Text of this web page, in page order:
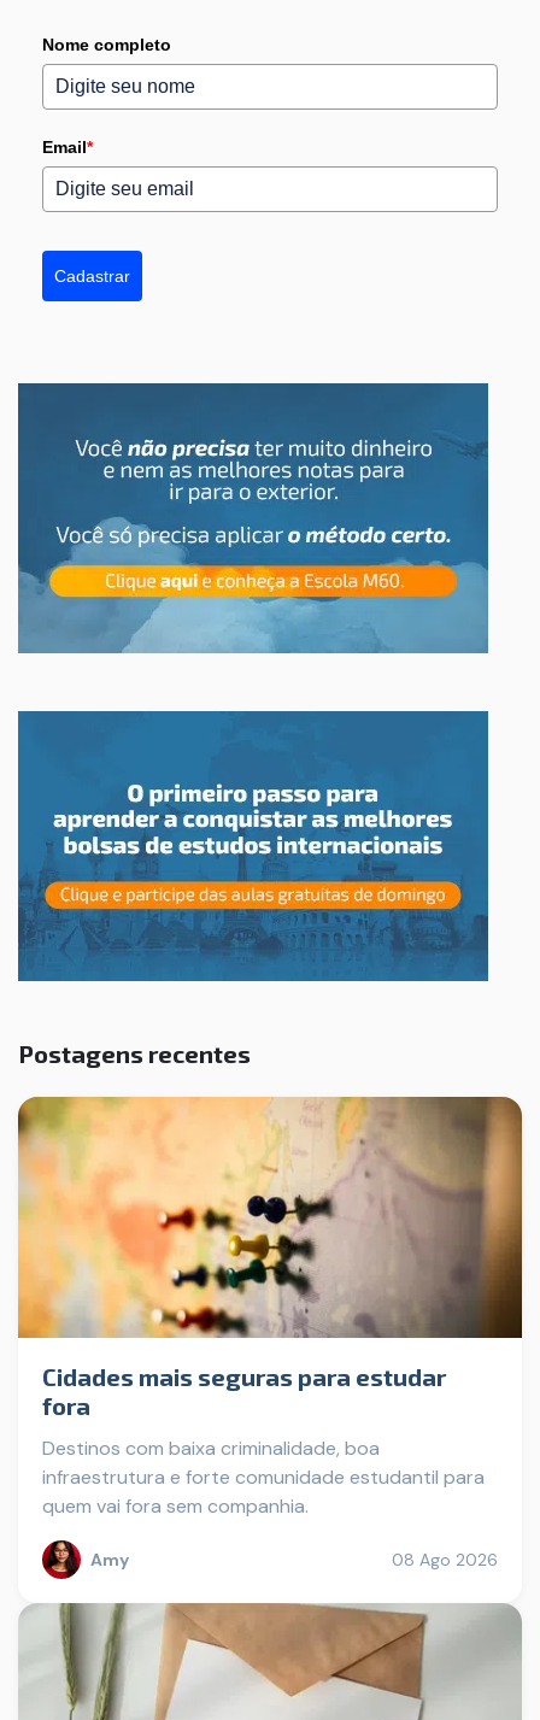
Nome completo
Email*
Cadastrar
Postagens recentes
Cidades mais seguras para estudar
fora
Destinos com baixa criminalidade, boa
infraestrutura e forte comunidade estudantil para
quem vai fora sem companhia.
Amy 08 Ago 2026